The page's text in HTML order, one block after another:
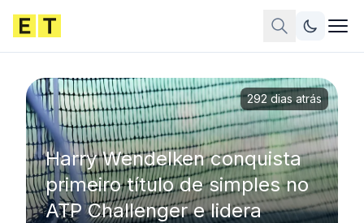
Harry Wendelken conquista
primeiro título de simples no
ATP Challenger e lidera
292 dias atrás